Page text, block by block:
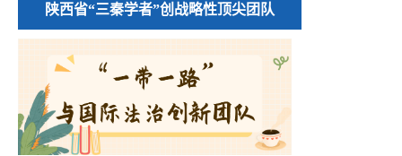
陕西省“三秦学者”创战略性顶尖团队